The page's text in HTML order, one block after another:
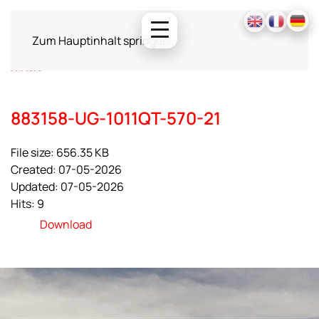
Zum Hauptinhalt springen
883158-UG-1011QT-570-21
File size: 656.35 KB
Created: 07-05-2026
Updated: 07-05-2026
Hits: 9
Download